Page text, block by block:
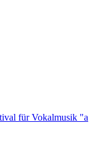
für Vokalmusik "a